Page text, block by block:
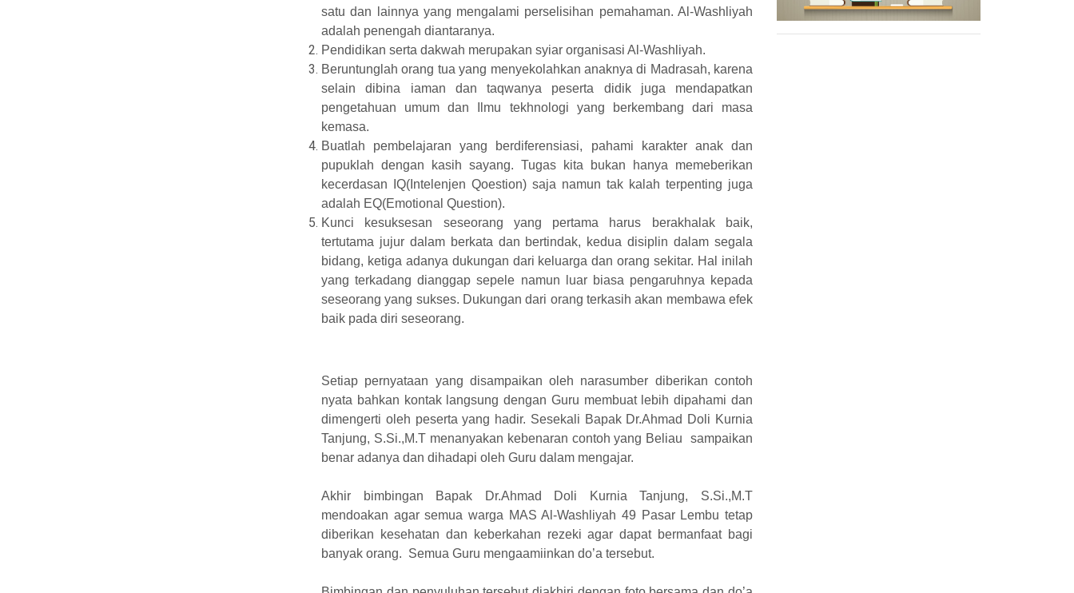
satu dan lainnya yang mengalami perselisihan pemahaman. Al-Washliyah
adalah penengah diantaranya.
Pendidikan serta dakwah merupakan syiar organisasi Al-Washliyah.
Beruntunglah orang tua yang menyekolahkan anaknya di Madrasah, karena
selain dibina iaman dan taqwanya peserta didik juga mendapatkan
pengetahuan umum dan Ilmu tekhnologi yang berkembang dari masa
kemasa.
Buatlah pembelajaran yang berdiferensiasi, pahami karakter anak dan
pupuklah dengan kasih sayang. Tugas kita bukan hanya memeberikan
kecerdasan IQ(Intelenjen Qoestion) saja namun tak kalah terpenting juga
adalah EQ(Emotional Question).
Kunci kesuksesan seseorang yang pertama harus berakhalak baik,
tertutama jujur dalam berkata dan bertindak, kedua disiplin dalam segala
bidang, ketiga adanya dukungan dari keluarga dan orang sekitar. Hal inilah
yang terkadang dianggap sepele namun luar biasa pengaruhnya kepada
seseorang yang sukses. Dukungan dari orang terkasih akan membawa efek
baik pada diri seseorang.
Setiap pernyataan yang disampaikan oleh narasumber diberikan contoh
nyata bahkan kontak langsung dengan Guru membuat lebih dipahami dan
dimengerti oleh peserta yang hadir. Sesekali Bapak Dr.Ahmad Doli Kurnia
Tanjung, S.Si.,M.T menanyakan kebenaran contoh yang Beliau sampaikan
benar adanya dan dihadapi oleh Guru dalam mengajar.
Akhir bimbingan Bapak Dr.Ahmad Doli Kurnia Tanjung, S.Si.,M.T
mendoakan agar semua warga MAS Al-Washliyah 49 Pasar Lembu tetap
diberikan kesehatan dan keberkahan rezeki agar dapat bermanfaat bagi
banyak orang. Semua Guru mengaamiinkan do’a tersebut.